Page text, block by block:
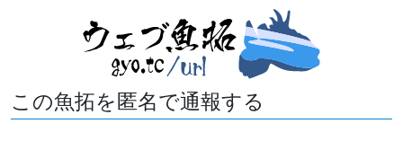
この魚拓を匿名で通報する